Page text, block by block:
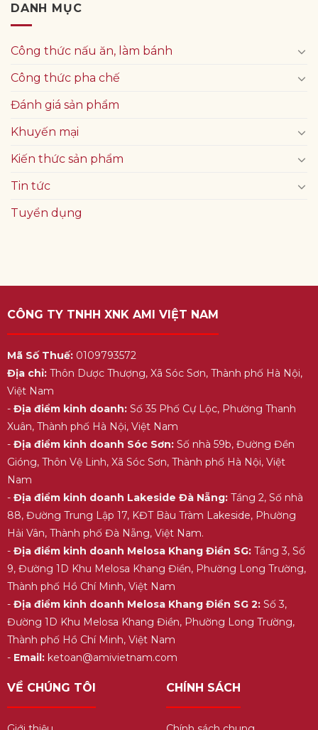
DANH MỤC
Công thức nấu ăn, làm bánh
Công thức pha chế
Đánh giá sản phẩm
Khuyến mại
Kiến thức sản phẩm
Tin tức
Tuyển dụng
CÔNG TY TNHH XNK AMI VIỆT NAM
Mã Số Thuế:0109793572
Địa chỉ:Thôn Dược Thượng, Xã Sóc Sơn, Thành phố Hà Nội,
Việt Nam
- Địa điểm kinh doanh:Số 35 Phố Cự Lộc, Phường Thanh
Xuân, Thành phố Hà Nội, Việt Nam
- Địa điểm kinh doanh Sóc Sơn:Số nhà 59b, Đường Đền
Gióng, Thôn Vệ Linh, Xã Sóc Sơn, Thành phố Hà Nội, Việt
Nam
- Địa điểm kinh doanh Lakeside Đà Nẵng:Tầng 2, Số nhà
88, Đường Trung Lập 17, KĐT Bàu Tràm Lakeside, Phường
Hải Vân, Thành phố Đà Nẵng, Việt Nam.
- Địa điểm kinh doanh Melosa Khang Điền SG:Tầng 3, Số
9, Đường 1D Khu Melosa Khang Điền, Phường Long Trường,
Thành phố Hồ Chí Minh, Việt Nam
- Địa điểm kinh doanh Melosa Khang Điền SG 2:Số 3,
Đường 1D Khu Melosa Khang Điền, Phường Long Trường,
Thành phố Hồ Chí Minh, Việt Nam
- Email:ketoan@amivietnam.com
VỀ CHÚNG TÔI CHÍNH SÁCH